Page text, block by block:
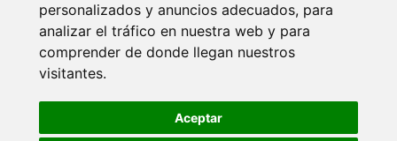
personalizados y anuncios adecuados, para
analizar el tráfico en nuestra web y para
comprender de donde llegan nuestros
visitantes.
Aceptar
WEB REALIZADA POR VISIONCLICK ®
Aviso legal
Política de privacidad